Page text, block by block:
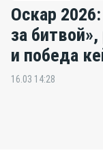
Оскар
за
и победа
16.03 14:28